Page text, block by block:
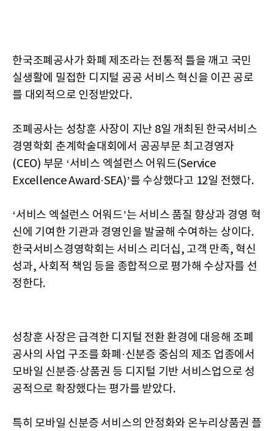
한국조폐공사가 화폐 제조라는 전통적 틀을 깨고 국민
실생활에 밀접한 디지털 공공 서비스 혁신을 이끈 공로
를 대외적으로 인정받았다.
조폐공사는 성창훈 사장이 지난 8일 개최된 한국서비스
경영학회 춘계학술대회에서 공공부문 최고경영자
(CEO) 부문 ‘서비스 엑설런스 어워드(Service
Excellence Award·SEA)’를 수상했다고 12일 전했다.
‘서비스 엑설런스 어워드’는 서비스 품질 향상과 경영 혁
신에 기여한 기관과 경영인을 발굴해 수여하는 상이다.
한국서비스경영학회는 서비스 리더십, 고객 만족, 혁신
성과, 사회적 책임 등을 종합적으로 평가해 수상자를 선
정한다.
성창훈 사장은 급격한 디지털 전환 환경에 대응해 조폐
공사의 사업 구조를 화폐·신분증 중심의 제조 업종에서
모바일 신분증·상품권 등 디지털 기반 서비스업으로 성
공적으로 확장했다는 평가를 받았다.
특히 모바일 신분증 서비스의 안정화와 온누리상품권 플